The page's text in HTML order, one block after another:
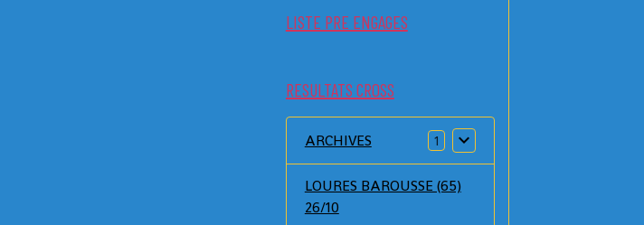
LISTE PRE ENGAGES
RESULTATS CROSS
ARCHIVES 1
LOURES BAROUSSE (65)
26/10